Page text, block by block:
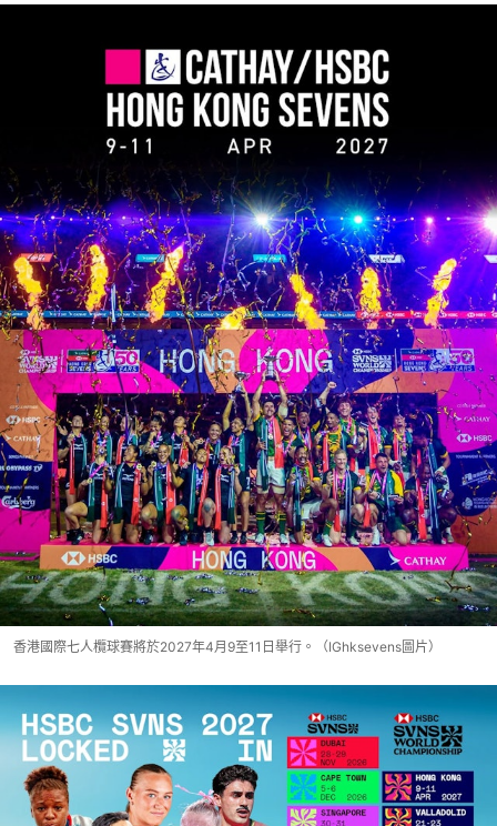
香港國際七人欖球賽將於2027年4月9至11日舉行。（IGhksevens圖片）